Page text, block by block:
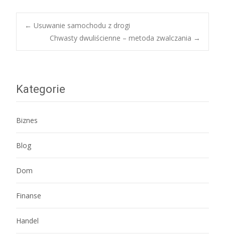
Post
← Usuwanie samochodu z drogi
Chwasty dwuliścienne – metoda zwalczania →
Kategorie
Biznes
Blog
Dom
Finanse
Handel